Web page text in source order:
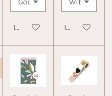
In winkelwagen
In